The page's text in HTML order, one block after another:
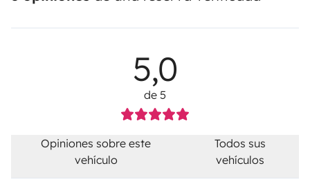
5,0
de 5
Opiniones sobre este
vehículo
Todos sus
vehículos